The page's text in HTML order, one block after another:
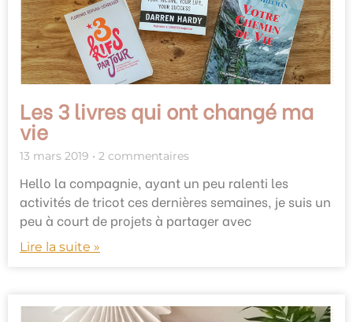
Les 3 livres qui ont changé ma
vie
13 mars 2019 2 commentaires
Hello la compagnie, ayant un peu ralenti les
activités de tricot ces dernières semaines, je suis un
peu à court de projets à partager avec
Lire la suite »